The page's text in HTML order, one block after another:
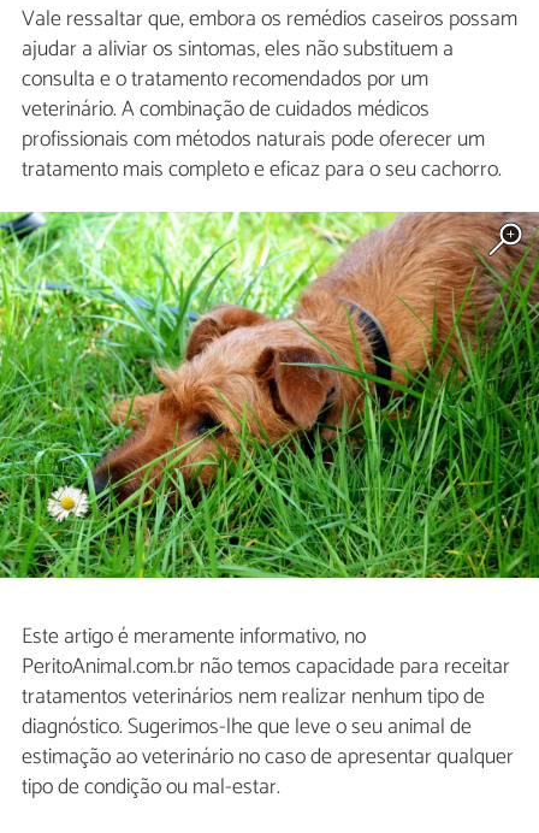
Vale ressaltar que, embora os remédios caseiros possam
ajudar a aliviar os sintomas, eles não substituem a
consulta e o tratamento recomendados por um
veterinário. A combinação de cuidados médicos
profissionais com métodos naturais pode oferecer um
tratamento mais completo e eficaz para o seu cachorro.
Este artigo é meramente informativo, no
PeritoAnimal.com.br não temos capacidade para receitar
tratamentos veterinários nem realizar nenhum tipo de
diagnóstico. Sugerimos-lhe que leve o seu animal de
estimação ao veterinário no caso de apresentar qualquer
tipo de condição ou mal-estar.